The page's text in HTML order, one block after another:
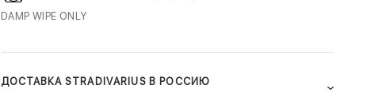
DAMP WIPE ONLY
ДОСТАВКА STRADIVARIUS В РОССИЮ